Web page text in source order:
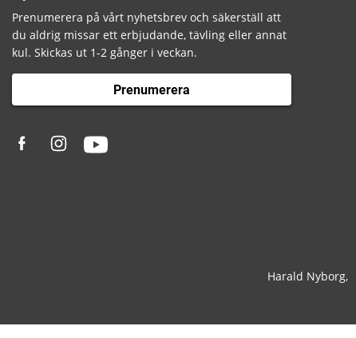
Prenumerera på vårt nyhetsbrev och säkerställ att
du aldrig missar ett erbjudande, tävling eller annat
kul. Skickas ut 1-2 gånger i veckan.
Prenumerera
Harald Nyborg